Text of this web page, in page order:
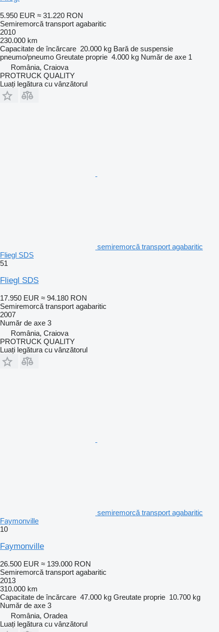
5.950 EUR ≈ 31.220 RON
Semiremorcă transport agabaritic
2010
230.000 km
Capacitate de încărcare 20.000 kg Bară de suspensie
pneumo/pneumo Greutate proprie 4.000 kg Număr de axe 1
România, Craiova
PROTRUCK QUALITY
Luați legătura cu vânzătorul
semiremorcă transport agabaritic
Fliegl SDS
51
Fliegl SDS
17.950 EUR ≈ 94.180 RON
Semiremorcă transport agabaritic
2007
Număr de axe 3
România, Craiova
PROTRUCK QUALITY
Luați legătura cu vânzătorul
semiremorcă transport agabaritic
Faymonville
10
Faymonville
26.500 EUR ≈ 139.000 RON
Semiremorcă transport agabaritic
2013
310.000 km
Capacitate de încărcare 47.000 kg Greutate proprie 10.700 kg
Număr de axe 3
România, Oradea
Luați legătura cu vânzătorul